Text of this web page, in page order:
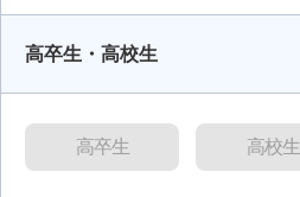
高卒生・高校生
高卒生 高校生